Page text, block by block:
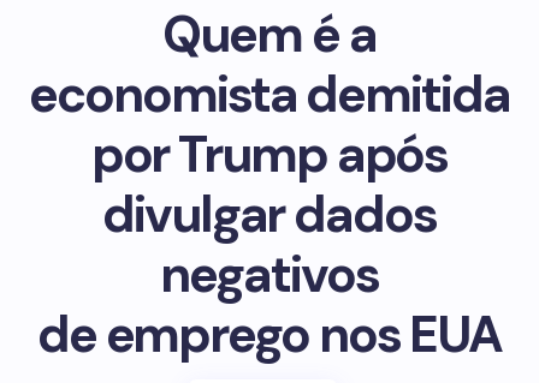
Quem é a
economista demitida
por Trump após
divulgar dados
negativos
de emprego nos EUA